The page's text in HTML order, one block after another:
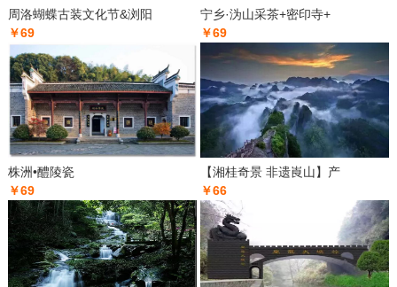
周洛蝴蝶古装文化节&浏阳
￥69
宁乡·沩山采茶+密印寺+
￥69
株洲•醴陵瓷
￥69
【湘桂奇景 非遗崀山】产
￥66